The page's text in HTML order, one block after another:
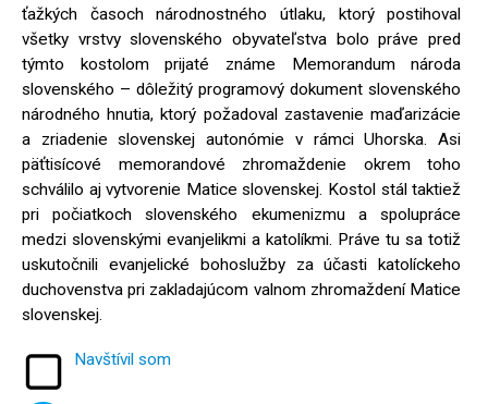
ťažkých časoch národnostného útlaku, ktorý postihoval
všetky vrstvy slovenského obyvateľstva bolo práve pred
týmto kostolom prijaté známe Memorandum národa
slovenského – dôležitý programový dokument slovenského
národného hnutia, ktorý požadoval zastavenie maďarizácie
a zriadenie slovenskej autonómie v rámci Uhorska. Asi
päťtisícové memorandové zhromaždenie okrem toho
schválilo aj vytvorenie Matice slovenskej. Kostol stál taktiež
pri počiatkoch slovenského ekumenizmu a spolupráce
medzi slovenskými evanjelikmi a katolíkmi. Práve tu sa totiž
uskutočnili evanjelické bohoslužby za účasti katolíckeho
duchovenstva pri zakladajúcom valnom zhromaždení Matice
slovenskej.
Navštívil som